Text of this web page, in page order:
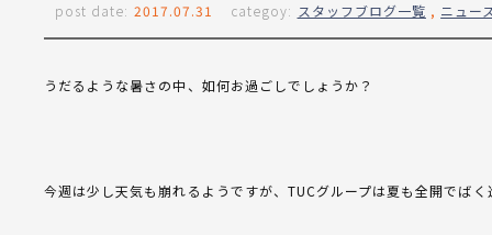
post date: 2017.07.31 categoy: スタッフブログ一覧 , ニュー
うだるような暑さの中、如何お過ごしでしょうか？
今週は少し天気も崩れるようですが、TUCグループは夏も全開でば